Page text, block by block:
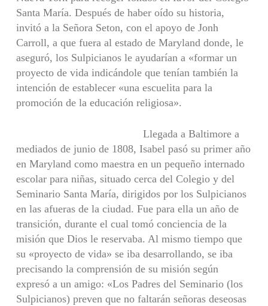
Santa María. Después de haber oído su historia,
invitó a la Señora Seton, con el apoyo de Jonh
Carroll, a que fuera al estado de Maryland donde, le
aseguró, los Sulpicianos le ayudarían a «formar un
proyecto de vida indicándole que tenían también la
intención de establecer «una escuelita para la
promoción de la educación religiosa».
Llegada a Baltimore a
mediados de junio de 1808, Isabel pasó su primer año
en Maryland como maestra en un pequeño internado
escolar para niñas, situado cerca del Colegio y del
Seminario Santa María, dirigidos por los Sulpicianos
en las afueras de la ciudad. Fue para ella un año de
transición, durante el cual tomó conciencia de la
misión que Dios le reservaba. Al mismo tiempo que
su «proyecto de vida» se iba desarrollando, se iba
precisando la comprensión de su misión según
expresó a un amigo: «Los Padres del Seminario (los
Sulpicianos) preven que no faltarán señoras deseosas